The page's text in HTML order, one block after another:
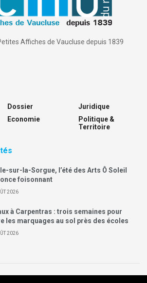
Affiches de Vaucluse depuis 1839
Dossier
Economie
Juridique
Politique &
Territoire
sur-la-Sorgue, l’été des Arts Ô Soleil
foisonnant
2026
à Carpentras : trois semaines pour
les marquages au sol près des écoles
2026